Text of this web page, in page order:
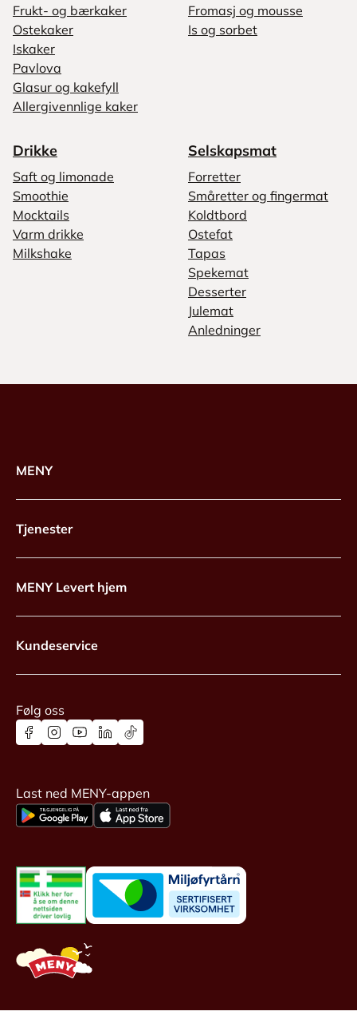
Frukt- og bærkaker
Ostekaker
Iskaker
Pavlova
Glasur og kakefyll
Allergivennlige kaker
Fromasj og mousse
Is og sorbet
Drikke
Saft og limonade
Smoothie
Mocktails
Varm drikke
Milkshake
Selskapsmat
Forretter
Småretter og fingermat
Koldtbord
Ostefat
Tapas
Spekemat
Desserter
Julemat
Anledninger
MENY
Tjenester
MENY Levert hjem
Kundeservice
Følg oss
Last ned MENY-appen